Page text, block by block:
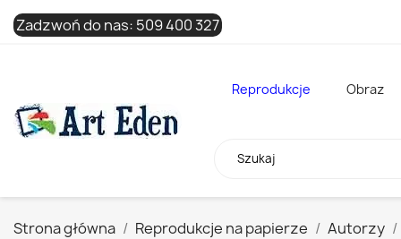
Zadzwoń do nas: 509 400 327
Reprodukcje Obraz
Strona główna Reprodukcje na papierze Autorzy